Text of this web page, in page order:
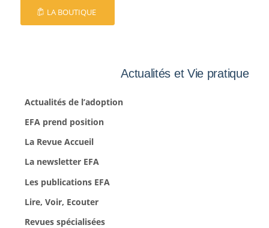
LA BOUTIQUE
Actualités et Vie pratique
Actualités de l’adoption
EFA prend position
La Revue Accueil
La newsletter EFA
Les publications EFA
Lire, Voir, Ecouter
Revues spécialisées